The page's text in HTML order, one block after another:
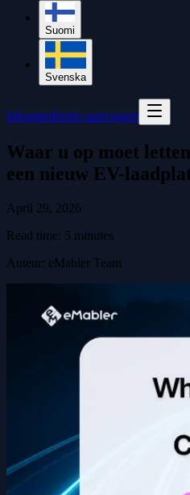
Suomi
Svenska
InloggenDemo aanvragen
Waar u op moet
een nieuw EV-
April 29, 2026
Read time: 5 minutes
Auteur: eMabler Team